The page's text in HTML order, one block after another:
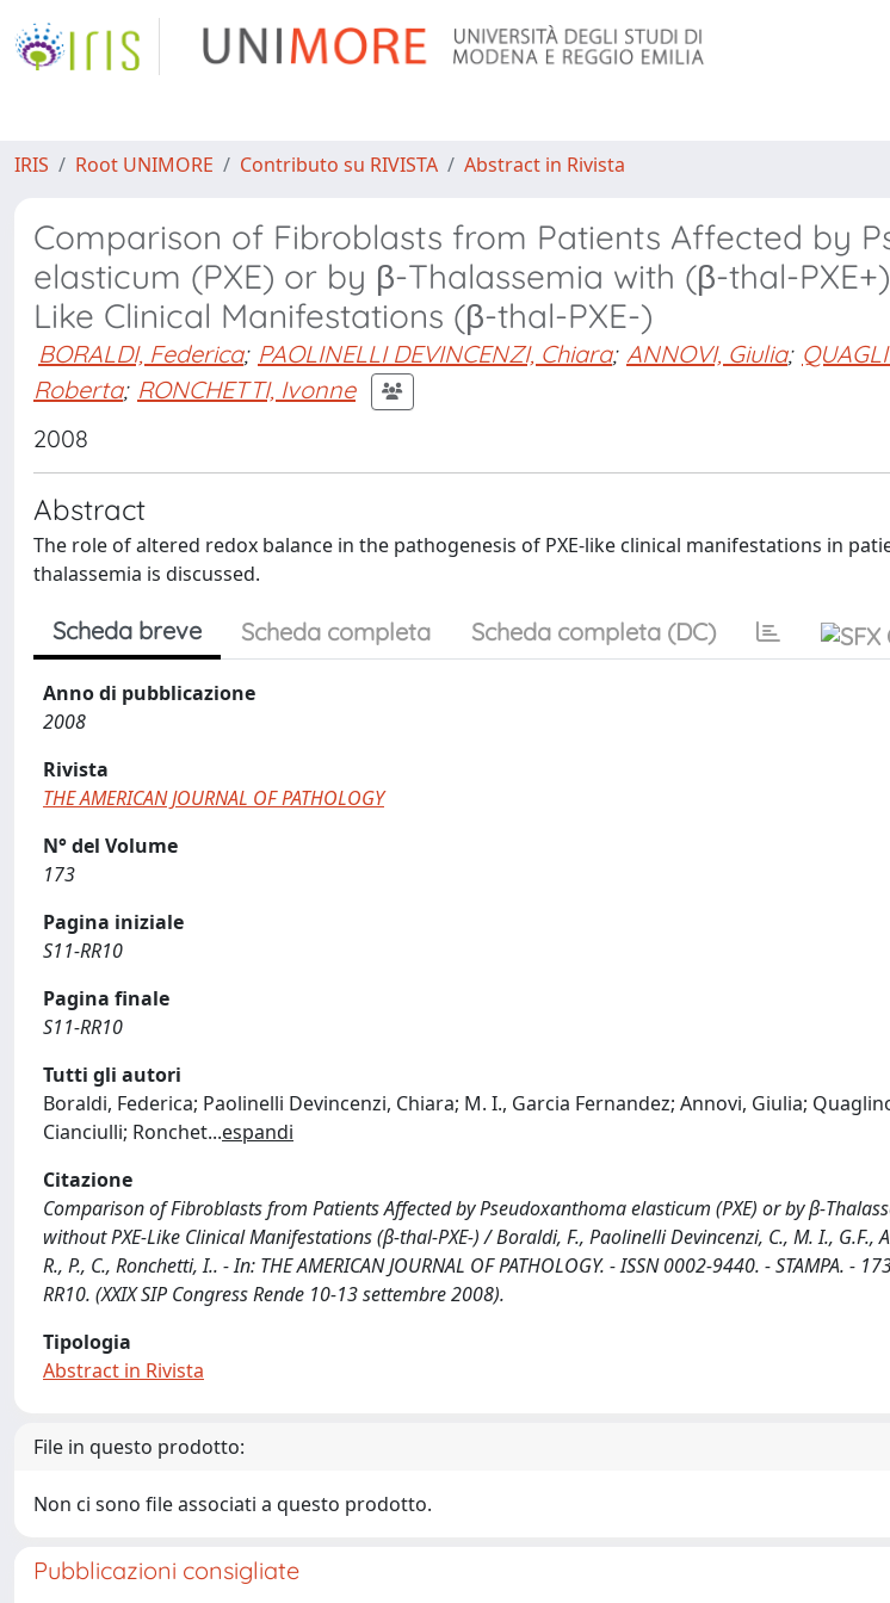
IRIS Root UNIMORE Contributo su RIVISTA Abstract in Rivista
Comparison of Fibroblasts from Patients Affected by
elasticum (PXE) or by β-Thalassemia with (β-thal-
Like Clinical Manifestations (β-thal-PXE-)
BORALDI, Federica; PAOLINELLI DEVINCENZI, Chiara; ANNOVI, Giulia;
Roberta; RONCHETTI, Ivonne
2008
Abstract
The role of altered redox balance in the pathogenesis of PXE-like clinical manifestations in
thalassemia is discussed.
Scheda breve Scheda completa Scheda completa (DC)
Anno di pubblicazione
2008
Rivista
THE AMERICAN JOURNAL OF PATHOLOGY
N° del Volume
173
Pagina iniziale
S11-RR10
Pagina finale
S11-RR10
Tutti gli autori
Boraldi, Federica; Paolinelli Devincenzi, Chiara; M. I., Garcia Fernandez; Annovi, Giulia;
Cianciulli; Ronchet...espandi
Citazione
Comparison of Fibroblasts from Patients Affected by Pseudoxanthoma elasticum (PXE) or by β-
without PXE-Like Clinical Manifestations (β-thal-PXE-) / Boraldi, F., Paolinelli Devincenzi, C., M. I., G.F.,
R., P., C., Ronchetti, I.. - In: THE AMERICAN JOURNAL OF PATHOLOGY. - ISSN 0002-9440. - STAMPA. -
RR10. (XXIX SIP Congress Rende 10-13 settembre 2008).
Tipologia
Abstract in Rivista
File in questo prodotto:
Non ci sono file associati a questo prodotto.
Pubblicazioni consigliate